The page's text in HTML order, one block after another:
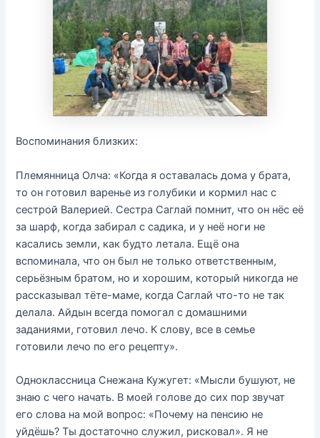
Воспоминания близких:
Племянница Олча: «Когда я оставалась дома у брата,
то он готовил варенье из голубики и кормил нас с
сестрой Валерией. Сестра Саглай помнит, что он нёс её
за шарф, когда забирал с садика, и у неё ноги не
касались земли, как будто летала. Ещё она
вспоминала, что он был не только ответственным,
серьёзным братом, но и хорошим, который никогда не
рассказывал тёте-маме, когда Саглай что-то не так
делала. Айдын всегда помогал с домашними
заданиями, готовил лечо. К слову, все в семье
готовили лечо по его рецепту».
Одноклассница Снежана Кужугет: «Мысли бушуют, не
знаю с чего начать. В моей голове до сих пор звучат
его слова на мой вопрос: «Почему на пенсию не
уйдёшь? Ты достаточно служил, рисковал». Я не